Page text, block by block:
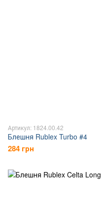
Артикул: 1824.00.42
Блешня Rublex Turbo #4
284 грн